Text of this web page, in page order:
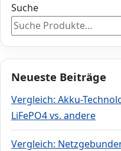
Suche
Neueste Beiträge
Vergleich: Akku-
LiFePO4 vs. andere
Vergleich: